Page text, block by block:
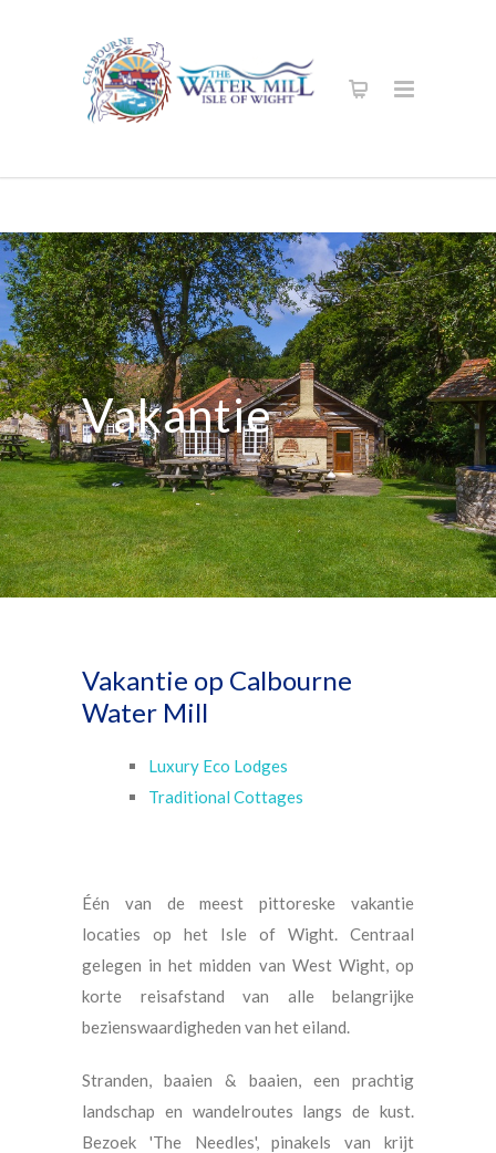
Vakantie
Vakantie op Calbourne
Water Mill
Luxury Eco Lodges
Traditional Cottages
Één van de meest pittoreske vakantie
locaties op het Isle of Wight. Centraal
gelegen in het midden van West Wight, op
korte reisafstand van alle belangrijke
bezienswaardigheden van het eiland.
Stranden, baaien & baaien, een prachtig
landschap en wandelroutes langs de kust.
Bezoek 'The Needles', pinakels van krijt